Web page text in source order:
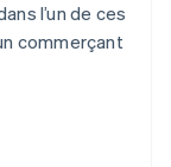
l’un de ces
commerçant